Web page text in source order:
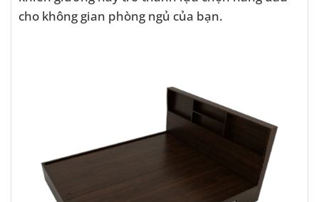
cho không gian phòng ngủ của bạn.